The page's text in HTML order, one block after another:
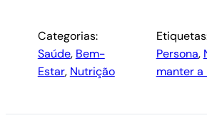
Categorias:
Saúde, Bem-
Estar, Nutrição
Persona,
manter a